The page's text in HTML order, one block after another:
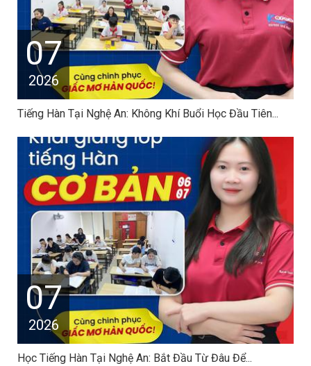
07
2026
Tiếng Hàn Tại Nghệ An: Không Khí Buổi Học Đầu Tiên...
07
2026
Học Tiếng Hàn Tại Nghệ An: Bắt Đầu Từ Đâu Để...